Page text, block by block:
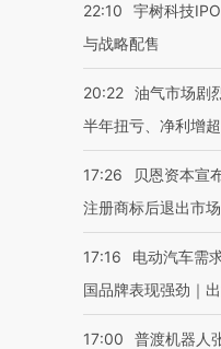
22:10
宇树科技
与战略配售
20:22 油气市场剧
半年扭亏、净利增
17:26
贝恩资本宣
注册商标后退出市场
17:16
电动汽车需
国品牌表现强劲｜
17:00
普渡机器人